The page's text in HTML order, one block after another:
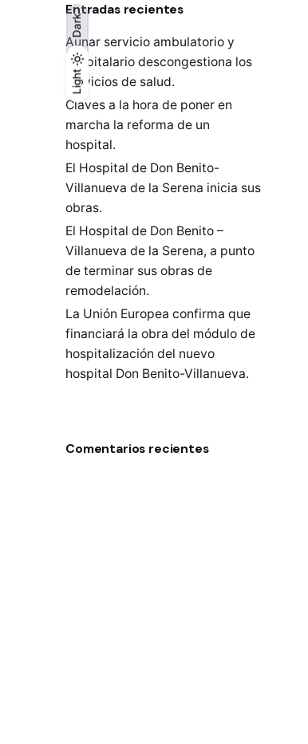
Light
Dark
Light
Dark
Entradas recientes
Aunar servicio ambulatorio y
hospitalario descongestiona los
servicios de salud.
Claves a la hora de poner en
marcha la reforma de un
hospital.
El Hospital de Don Benito-
Villanueva de la Serena inicia sus
obras.
El Hospital de Don Benito –
Villanueva de la Serena, a punto
de terminar sus obras de
remodelación.
La Unión Europea confirma que
financiará la obra del módulo de
hospitalización del nuevo
hospital Don Benito-Villanueva.
Comentarios recientes